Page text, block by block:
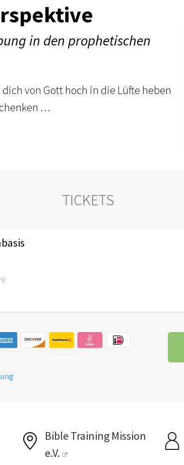
in den prophetischen
dich von Gott hoch in die Lüfte heben
…
TICKETS
Bible Training Mission
e.V.